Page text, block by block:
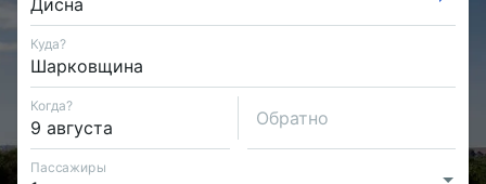
Куда?
Когда?
Обратно
Пассажиры